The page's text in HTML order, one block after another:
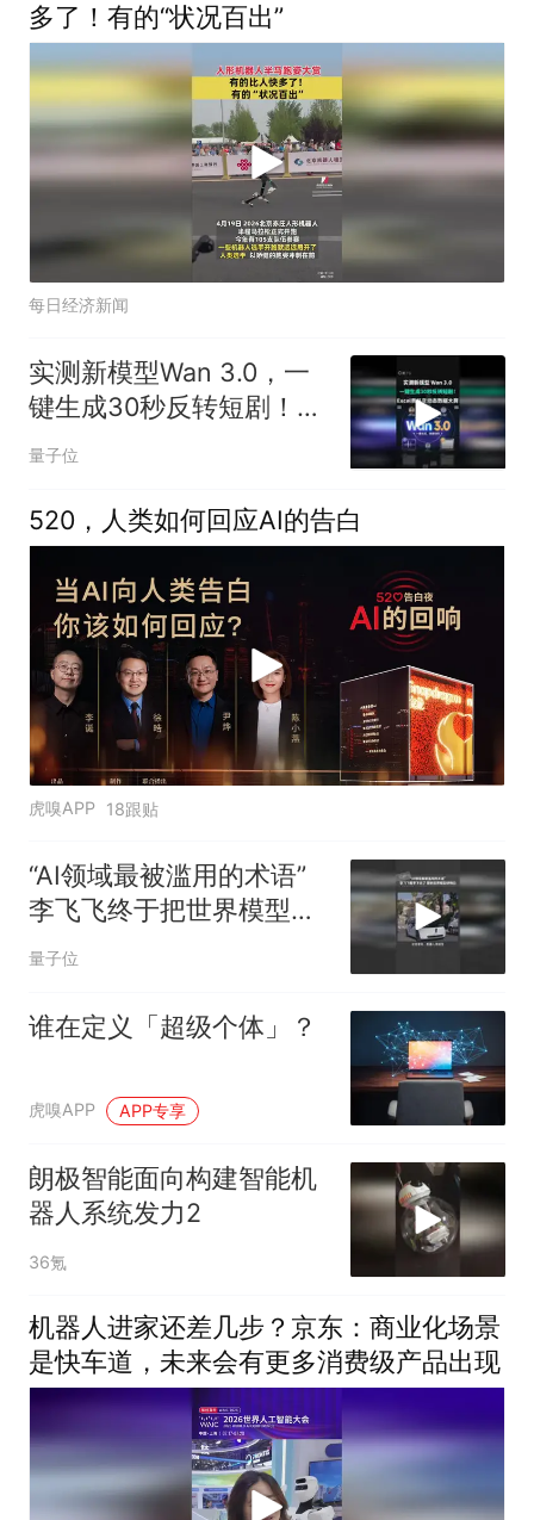
多了！有的“状况百出”
每日经济新闻
实测新模型Wan 3.0，一
键生成30秒反转短剧！
Excel表格变动态数据大
量子位
520，人类如何回应AI的告白
虎嗅APP 18跟贴
“AI领域最被滥用的术语”
李飞飞终于把世界模型讲
明白了
量子位
谁在定义「超级个体」？
虎嗅APP APP专享
朗极智能面向构建智能机
器人系统发力2
36氪
机器人进家还差几步？京东：商业化场景
是快车道，未来会有更多消费级产品出现